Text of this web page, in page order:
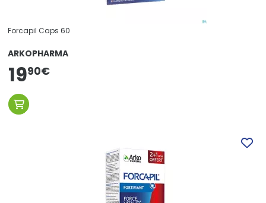
Forcapil Caps 60
ARKOPHARMA
1990€